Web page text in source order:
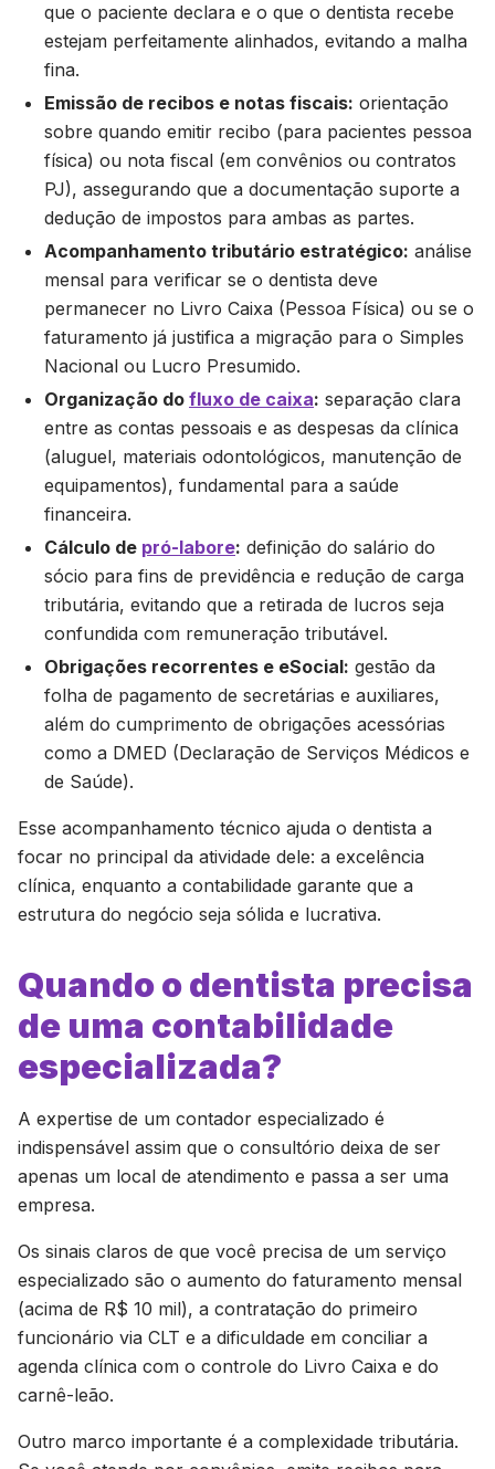
que o paciente declara e o que o dentista recebe
estejam perfeitamente alinhados, evitando a malha
fina.
Emissão de recibos e notas fiscais: orientação
sobre quando emitir recibo (para pacientes pessoa
física) ou nota fiscal (em convênios ou contratos
PJ), assegurando que a documentação suporte a
dedução de impostos para ambas as partes.
Acompanhamento tributário estratégico: análise
mensal para verificar se o dentista deve
permanecer no Livro Caixa (Pessoa Física) ou se o
faturamento já justifica a migração para o Simples
Nacional ou Lucro Presumido.
Organização do fluxo de caixa: separação clara
entre as contas pessoais e as despesas da clínica
(aluguel, materiais odontológicos, manutenção de
equipamentos), fundamental para a saúde
financeira.
Cálculo de pró-labore: definição do salário do
sócio para fins de previdência e redução de carga
tributária, evitando que a retirada de lucros seja
confundida com remuneração tributável.
Obrigações recorrentes e eSocial: gestão da
folha de pagamento de secretárias e auxiliares,
além do cumprimento de obrigações acessórias
como a DMED (Declaração de Serviços Médicos e
de Saúde).
Esse acompanhamento técnico ajuda o dentista a
focar no principal da atividade dele: a excelência
clínica, enquanto a contabilidade garante que a
estrutura do negócio seja sólida e lucrativa.
Quando o dentista precisa
de uma contabilidade
especializada?
A expertise de um contador especializado é
indispensável assim que o consultório deixa de ser
apenas um local de atendimento e passa a ser uma
empresa.
Os sinais claros de que você precisa de um serviço
especializado são o aumento do faturamento mensal
(acima de R$ 10 mil), a contratação do primeiro
funcionário via CLT e a dificuldade em conciliar a
agenda clínica com o controle do Livro Caixa e do
carnê-leão.
Outro marco importante é a complexidade tributária.